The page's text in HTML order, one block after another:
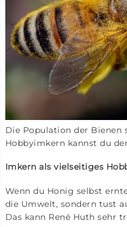
Die Population der Bienen
Hobbyimkern kannst du
Imkern als vielseitiges
Wenn du Honig selbst
die Umwelt, sondern tust
Das kann René Huth sehr